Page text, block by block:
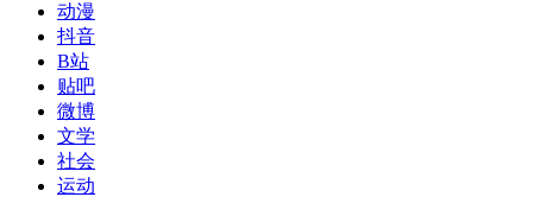
动漫
抖音
B站
贴吧
微博
文学
社会
运动